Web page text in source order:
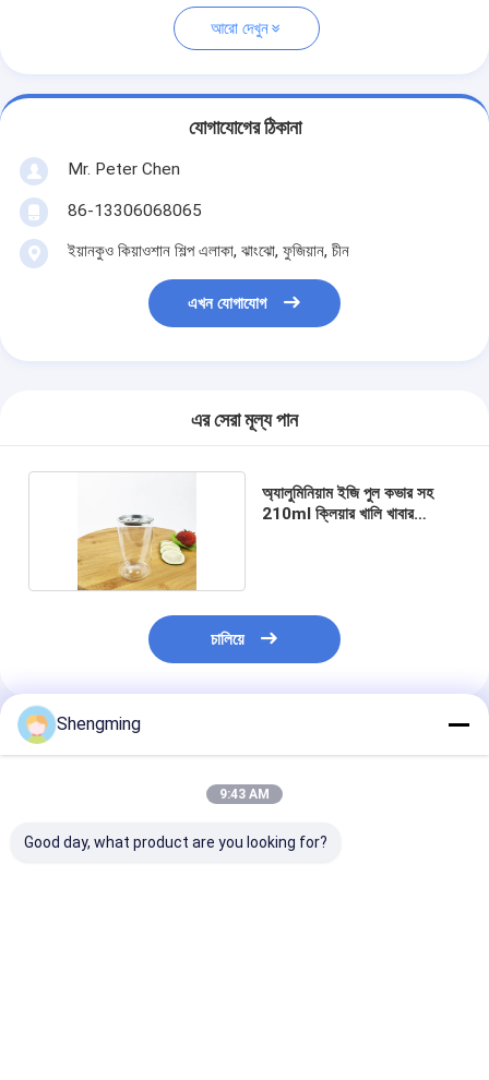
আরো দেখুন
যোগাযোগের ঠিকানা
Mr. Peter Chen
86-13306068065
ইয়ানকুও কিয়াওশান শিল্প এলাকা, ঝাংঝো, ফুজিয়ান, চীন
এখন যোগাযোগ
এর সেরা মূল্য পান
অ্যালুমিনিয়াম ইজি পুল কভার সহ
210ml ক্লিয়ার খালি খাবার
চালিয়ে
প্রস্তাবিত পণ্য
Shengming
9:43 AM
Good day, what product are you looking for?